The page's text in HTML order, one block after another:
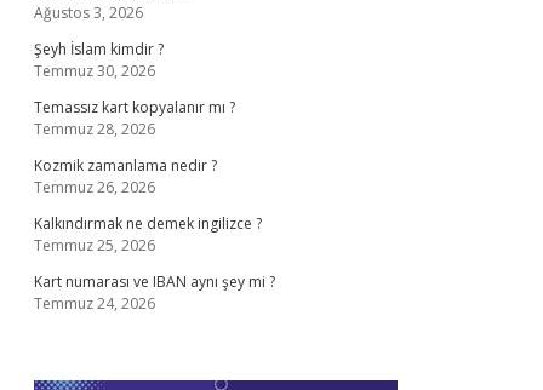
Ağustos 3, 2026
Şeyh İslam kimdir ?
Temmuz 30, 2026
Temassız kart kopyalanır mı ?
Temmuz 28, 2026
Kozmik zamanlama nedir ?
Temmuz 26, 2026
Kalkındırmak ne demek ingilizce ?
Temmuz 25, 2026
Kart numarası ve IBAN aynı şey mi ?
Temmuz 24, 2026